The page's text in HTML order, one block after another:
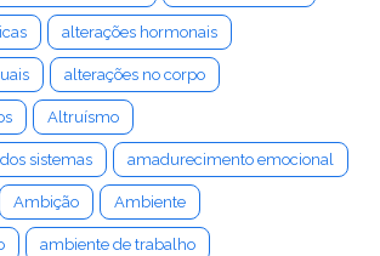
alterações hormonais
alterações no corpo
Altruísmo
sistemas amadurecimento emocional
Ambição Ambiente
ambiente de trabalho